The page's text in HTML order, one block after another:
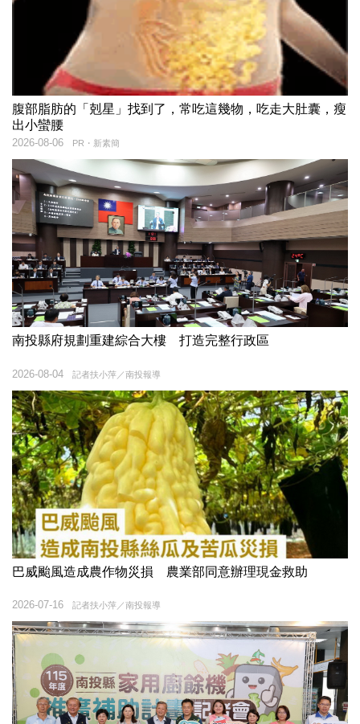
腹部脂肪的「剋星」找到了，常吃這幾物，吃走大肚囊，瘦
出小蠻腰
PR・新素簡
2026-08-06
南投縣府規劃重建綜合大樓 打造完整行政區
記者扶小萍／南投報導
2026-08-04
巴威颱風造成農作物災損 農業部同意辦理現金救助
記者扶小萍／南投報導
2026-07-16